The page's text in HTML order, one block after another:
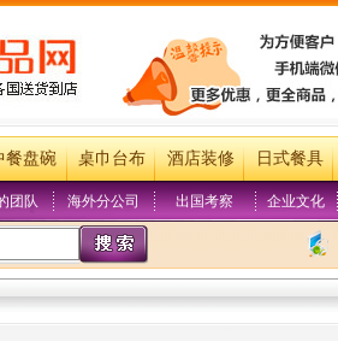
餐盘碗 桌巾台布 酒店装修 日式餐具
团队 海外分公司 出国考察 企业文化